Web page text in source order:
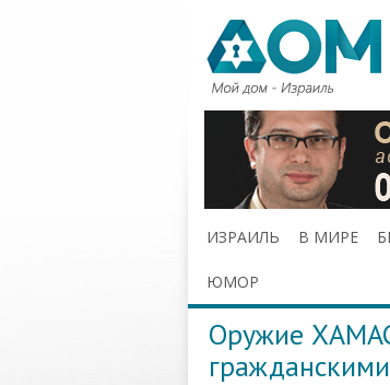
ИЗРАИЛЬ В МИРЕ
ЮМОР
Оружие